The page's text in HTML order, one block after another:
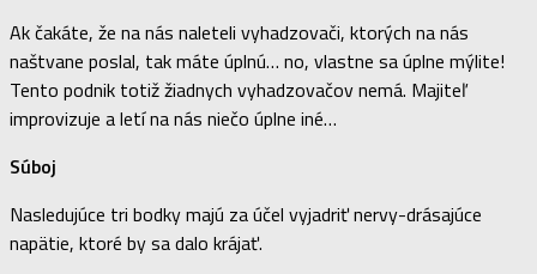
Ak čakáte, že na nás naleteli vyhadzovači, ktorých na nás
naštvane poslal, tak máte úplnú… no, vlastne sa úplne mýlite!
Tento podnik totiž žiadnych vyhadzovačov nemá. Majiteľ
improvizuje a letí na nás niečo úplne iné…
Súboj
Nasledujúce tri bodky majú za účel vyjadriť nervy-drásajúce
napätie, ktoré by sa dalo krájať.